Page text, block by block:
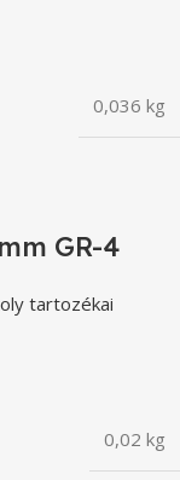
0,036 kg
GR-4
tartozékai
0,02 kg